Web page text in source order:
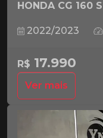
HONDA CG 160
2022/2023
R$ 17.990
Ver mais